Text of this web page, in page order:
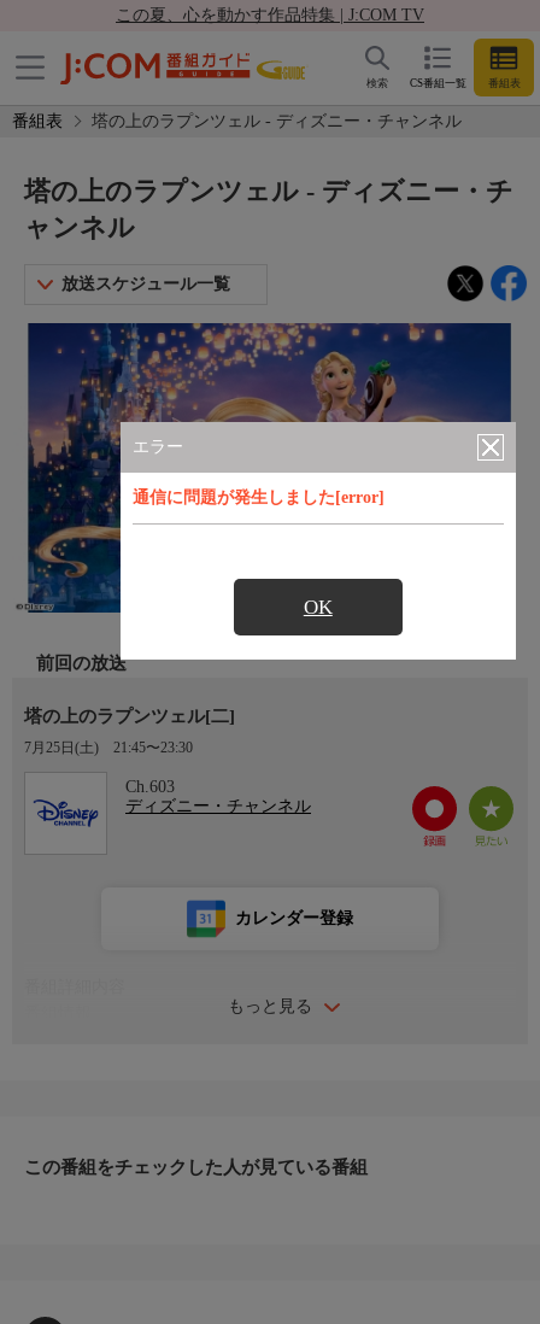
この夏、心を動かす作品特集 | J:COM TV
CS番組一覧 番組表
検索
番組表 塔の上のラプンツェル - ディズニー・チャンネル
エラー
通信に問題が発生しました[error]
OK
塔の上のラプンツェル - ディズニー・チ
ャンネル
放送スケジュール一覧
前回の放送
塔の上のラプンツェル[二]
7月25日(土) 21:45〜23:30
Ch.603
ディズニー・チャンネル
もっと見る
カレンダー登録
に、新しい世界への一歩を踏み出す。101分。2010年。（監督）
この番組をチェックした人が見ている番組